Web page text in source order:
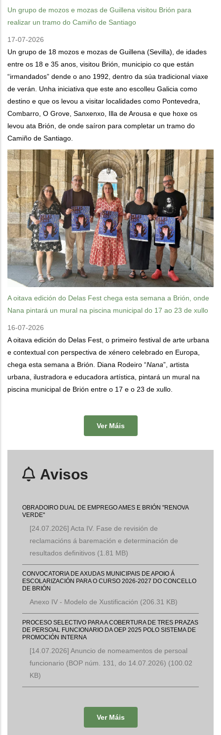
Un grupo de mozos e mozas de Guillena visitou Brión para
realizar un tramo do Camiño de Santiago
17-07-2026
Un grupo de 18 mozos e mozas de Guillena (Sevilla), de idades
entre os 18 e 35 anos, visitou Brión, municipio co que están
“irmandados” dende o ano 1992, dentro da súa tradicional viaxe
de verán. Unha iniciativa que este ano escolleu Galicia como
destino e que os levou a visitar localidades como Pontevedra,
Combarro, O Grove, Sanxenxo, Illa de Arousa e que hoxe os
levou ata Brión, de onde saíron para completar un tramo do
Camiño de Santiago.
A oitava edición do Delas Fest chega esta semana a Brión, onde
Nana pintará un mural na piscina municipal do 17 ao 23 de xullo
16-07-2026
A oitava edición do Delas Fest, o primeiro festival de arte urbana
e contextual con perspectiva de xénero celebrado en Europa,
chega esta semana a Brión. Diana Rodeiro “Nana”, artista
urbana, ilustradora e educadora artística, pintará un mural na
piscina municipal de Brión entre o 17 e o 23 de xullo.
Ver Máis
Avisos
OBRADOIRO DUAL DE EMPREGO AMES E BRIÓN "RENOVA
VERDE"
[24.07.2026] Acta IV. Fase de revisión de
reclamacións á baremación e determinación de
resultados definitivos (1.81 MB)
CONVOCATORIA DE AXUDAS MUNICIPAIS DE APOIO Á
ESCOLARIZACIÓN PARA O CURSO 2026-2027 DO CONCELLO
DE BRIÓN
Anexo IV - Modelo de Xustificación (206.31 KB)
PROCESO SELECTIVO PARA A COBERTURA DE TRES PRAZAS
DE PERSOAL FUNCIONARIO DA OEP 2025 POLO SISTEMA DE
PROMOCIÓN INTERNA
[14.07.2026] Anuncio de nomeamentos de persoal
funcionario (BOP núm. 131, do 14.07.2026) (100.02
KB)
Ver Máis